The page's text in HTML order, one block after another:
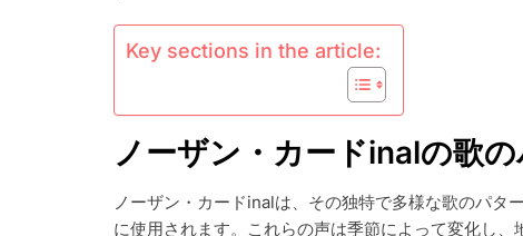
ン、
生
地、
繁
Key sections in the article:
ノーザン・カードinalの歌
ノーザン・カードinalは、その独特で多様な歌のパタ
に使用されます。これらの声は季節によって変化し